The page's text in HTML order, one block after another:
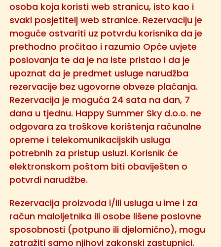
osoba koja koristi web stranicu, isto kao i
svaki posjetitelj web stranice. Rezervaciju je
moguće ostvariti uz potvrdu korisnika da je
prethodno pročitao i razumio Opće uvjete
poslovanja te da je na iste pristao i da je
upoznat da je predmet usluge narudžba
rezervacije bez ugovorne obveze plaćanja.
Rezervacija je moguća 24 sata na dan, 7
dana u tjednu. Happy Summer Sky d.o.o. ne
odgovara za troškove korištenja računalne
opreme i telekomunikacijskih usluga
potrebnih za pristup usluzi. Korisnik će
elektronskom poštom biti obaviješten o
potvrdi narudžbe.
Rezervacija proizvoda i/ili usluga u ime i za
račun maloljetnika ili osobe lišene poslovne
sposobnosti (potpuno ili djelomično), mogu
zatražiti samo njihovi zakonski zastupnici.